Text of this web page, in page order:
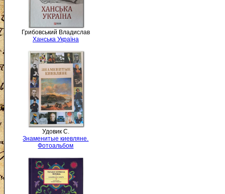
Грибовський Владислав
Ханська Україна
Удовик С.
Знаменитые киевляне.
Фотоальбом